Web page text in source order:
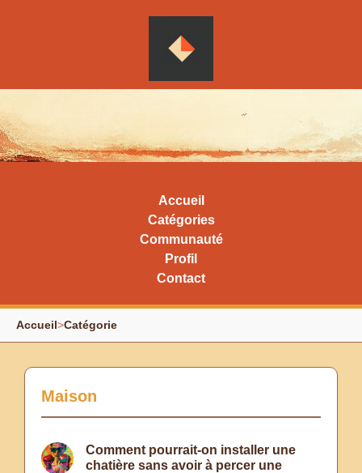
Accueil
Catégories
Communauté
Profil
Contact
Accueil>Catégorie
Maison
Comment pourrait-on installer une
chatière sans avoir à percer une